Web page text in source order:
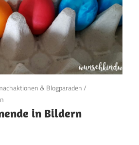
& Blogparaden/
in Bildern